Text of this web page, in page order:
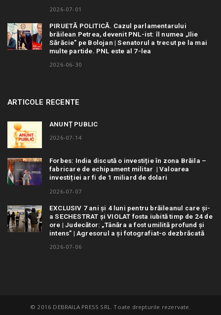
2026-07-01
PIRUETĂ POLITICĂ. Cazul parlamentarului
brăilean Petrea, devenit PNL-ist: îl numea „Ilie
Sărăcie” pe Bolojan | Senatorul a trecut pe la mai
multe partide. PNL este al 7-lea
2026-06-30
ARTICOLE RECENTE
ANUNȚ PUBLIC
2026-07-14
Forbes: India discută o investiție în zona Brăila –
fabricare de echipament militar | Valoarea
investiției ar fi de 1 miliard de dolari
2026-07-07
EXCLUSIV 7 ani și 4 luni pentru brăileanul care și-
a SECHESTRAT și VIOLAT fosta iubită timp de 24 de
ore | Judecător: „Tânăra a fost umilită profund și
intens” | Agresorul a și fotografiat-o dezbrăcată
2026-07-06
© 2016 DEBRAILA PRESS SRL. Toate drepturile rezervate.